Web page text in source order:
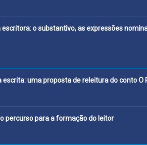
o substantivo, as expressões
Ensino
na prática escrita: uma
a leitura diária como